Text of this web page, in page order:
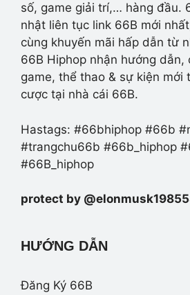
số, game giải trí,… hàng đầu.
nhật liên tục link 66B mới
cùng khuyến mãi hấp dẫn từ
66B Hiphop nhận hướng dẫn,
game, thể thao & sự kiện mới
cược tại nhà cái 66B.
Hastags: #66bhiphop #66b
#trangchu66b #66b_hiphop
#66B_hiphop
protect by
HƯỚNG DẪN
Đăng Ký 66B